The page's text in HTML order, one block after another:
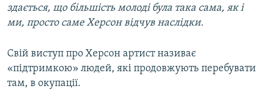
здається, що більшість молоді була така сама, як і
ми, просто саме Херсон відчув наслідки.
Свій виступ про Херсон артист називає
«підтримкою» людей, які продовжують перебувати
там, в окупації.